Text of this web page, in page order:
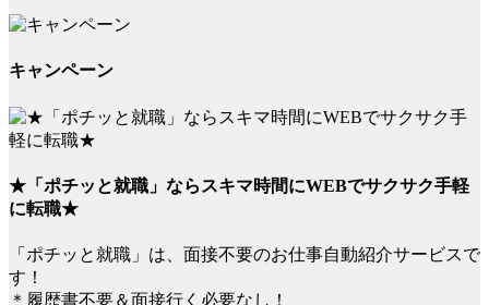
キャンペーン
★「ポチッと就職」ならスキマ時間にWEBでサクサク手軽
に転職★
「ポチッと就職」は、面接不要のお仕事自動紹介サービスで
す！
＊履歴書不要＆面接行く必要なし！